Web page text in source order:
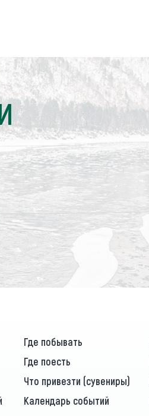
Где побывать
Где поесть
Что привезти (сувениры)
Календарь событий